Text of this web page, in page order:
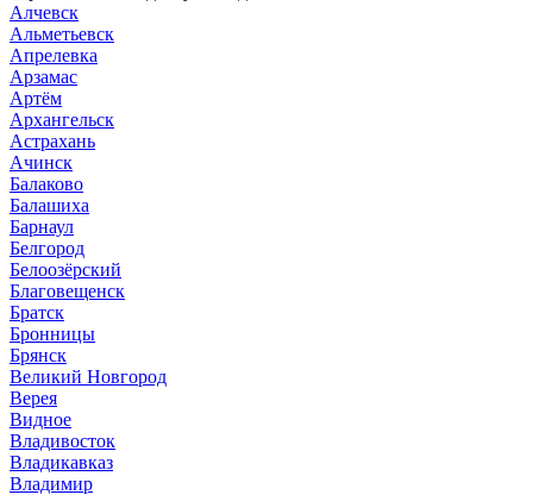
Алчевск
Альметьевск
Апрелевка
Арзамас
Артём
Архангельск
Астрахань
Ачинск
Балаково
Балашиха
Барнаул
Белгород
Белоозёрский
Благовещенск
Братск
Бронницы
Брянск
Великий Новгород
Верея
Видное
Владивосток
Владикавказ
Владимир